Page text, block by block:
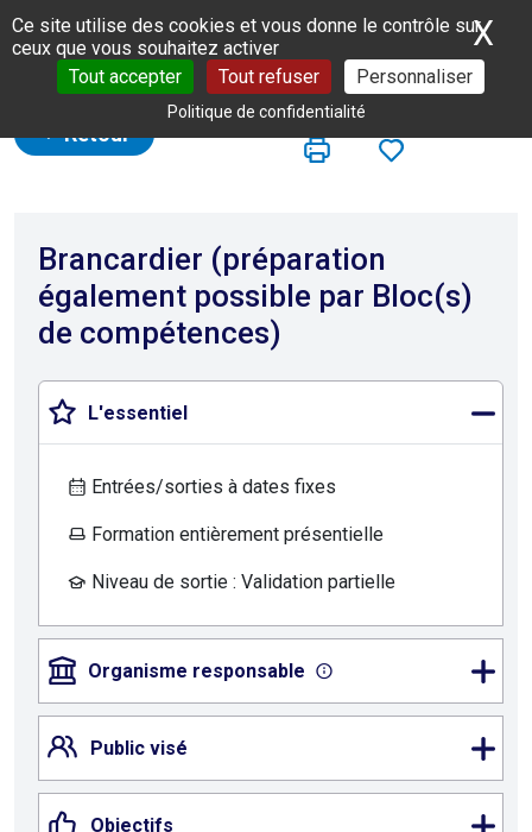
Panneau de gestion des cookies
Ce site utilise des cookies et vous donne le contrôle sur
ceux que vous souhaitez activer
Tout accepter
Tout refuser Personnaliser
Politique de confidentialité
X
Retour
Brancardier (préparation
également possible par Bloc(s)
de compétences)
L'essentiel
Entrées/sorties à dates fixes
Formation entièrement présentielle
Niveau de sortie : Validation partielle
Organisme responsable
Public visé
Objectifs